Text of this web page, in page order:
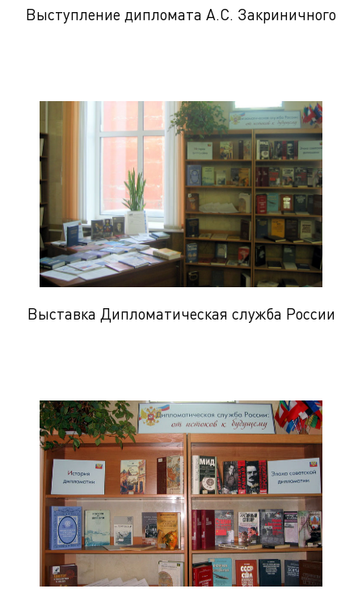
Выступление дипломата А.С. Закриничного
Выставка Дипломатическая служба России